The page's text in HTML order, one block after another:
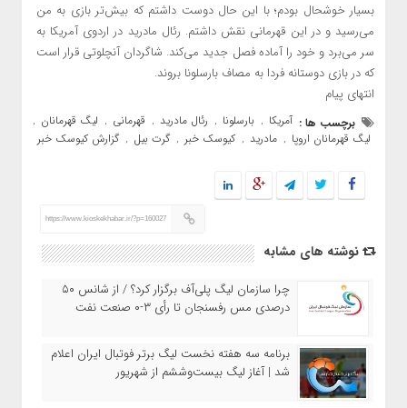
بسیار خوشحال بودم؛ با این حال دوست داشتم که بیش‌تر بازی به من
می‌رسید و در این قهرمانی نقش داشتم. رئال مادرید در اردوی آمریکا به
سر می‌برد و خود را آماده فصل جدید می‌کند. شاگردان آنچلوتی قرار است
که در بازی دوستانه فردا به مصاف بارسلونا بروند.
انتهای پیام
برچسب ها : آمریکا , بارسلونا , رئال مادرید , قهرمانی , لیگ قهرمانان ,
لیگ قهرمانان اروپا , مادرید , کیوسک خبر , گرت بیل , گزارش کیوسک خبر
https://www.kioskekhabar.ir/?p=160027
نوشته های مشابه
چرا سازمان لیگ پلی‌آف برگزار کرد؟ / از شانس ۵۰
درصدی مس رفسنجان تا رأی ۳-۰ صنعت نفت
برنامه سه هفته نخست لیگ برتر فوتبال ایران اعلام
شد | آغاز لیگ بیست‌وششم از شهریور